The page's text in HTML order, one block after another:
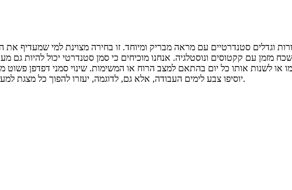
וגדלים סטנדרטיים עם מראה מבריק ומיוחד. זו בחירה מצוינת למי שמעדיף את
או לשנות אותו כל יום בהתאם למצב הרוח או המשימות. שינוי סמני דפדפן
יוסיפו צבע לימים העבודה, אלא גם, לדוגמה, יעזרו להפוך כל מצגת למעניינת יותר, ובאמצעות סמנים בהירים במיוחד, גם למשוך תשומת לב לאלמנטים מסוימים של הדו"ח.